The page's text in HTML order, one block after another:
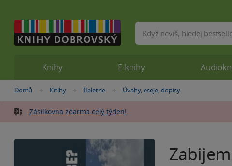
Nacházíte
zde:
Domů »
Knihy »
Beletrie »
Úvahy, eseje, dopisy
Zásilkovna zdarma celý týden!
Knihy E-knihy
Vyhledávání